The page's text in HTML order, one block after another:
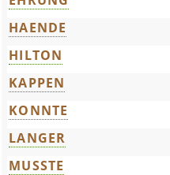
HAENDE
HILTON
KAPPEN
KONNTE
LANGER
MUSSTE